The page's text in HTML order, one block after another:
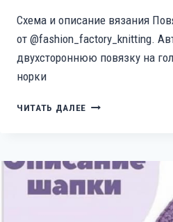
Схема и описание вязания
от @fashion_factory_knitting.
двухстороннюю повязку на
норки
ЧИТАТЬ ДАЛЕЕ ПОВЯЗКА